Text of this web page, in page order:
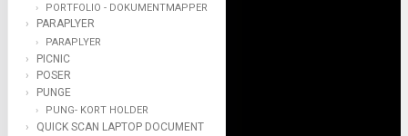
PORTFOLIO - DOKUMENTMAPPER
PARAPLYER
PARAPLYER
PICNIC
POSER
PUNGE
PUNG- KORT HOLDER
QUICK SCAN LAPTOP DOCUMENT